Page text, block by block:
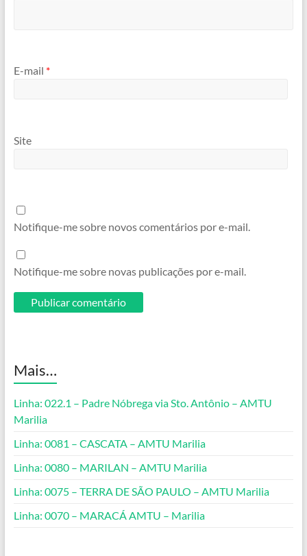
E-mail *
Site
Notifique-me sobre novos comentários por e-mail.
Notifique-me sobre novas publicações por e-mail.
Mais…
Linha: 022.1 – Padre Nóbrega via Sto. Antônio – AMTU
Marilia
Linha: 0081 – CASCATA – AMTU Marilia
Linha: 0080 – MARILAN – AMTU Marilia
Linha: 0075 – TERRA DE SÃO PAULO – AMTU Marilia
Linha: 0070 – MARACÁ AMTU – Marilia